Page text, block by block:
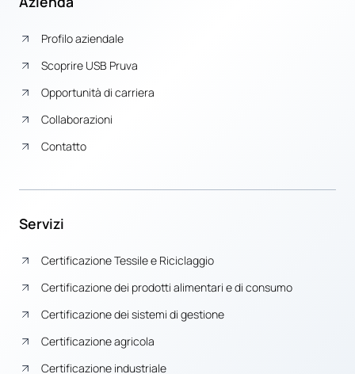
Profilo aziendale
Scoprire USB Pruva
Opportunità di carriera
Collaborazioni
Contatto
Servizi
Certificazione Tessile e Riciclaggio
Certificazione dei prodotti alimentari e di consumo
Certificazione dei sistemi di gestione
Certificazione agricola
Certificazione industriale